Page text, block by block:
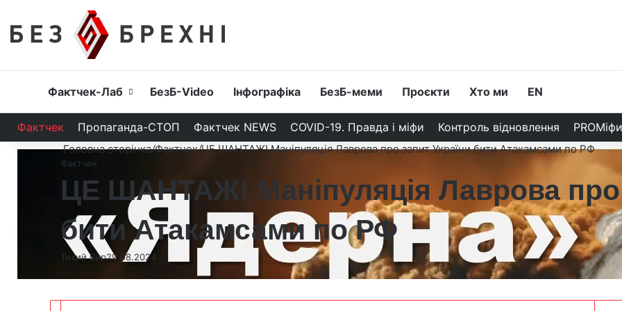
Головна
Фактчек-Лаб БезБ-Video Інфографіка БезБ-меми Проєкти Хто ми EN
Фактчек Пропаганда-СТОП Фактчек NEWS COVID-19. Правда і міфи Контроль відновлення PROМіфи
Головна сторінка/Фактчек/ЦЕ ШАНТАЖ! Маніпуляція Лаврова про запит України бити Атакамсами по РФ
Фактчек
ЦЕ ШАНТАЖ! Маніпуляція Лаврова про
бити Атакамсами по РФ
Тихий Вир29.08.2024